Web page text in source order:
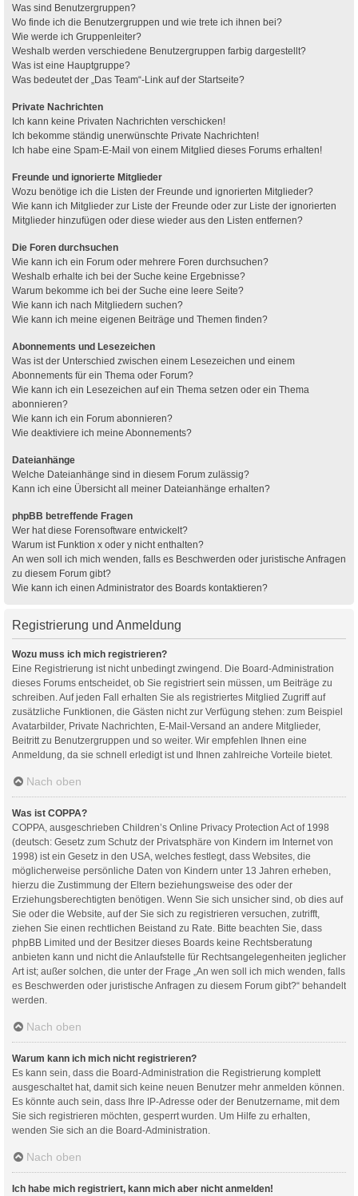
Was sind Benutzergruppen?
Wo finde ich die Benutzergruppen und wie trete ich ihnen bei?
Wie werde ich Gruppenleiter?
Weshalb werden verschiedene Benutzergruppen farbig dargestellt?
Was ist eine Hauptgruppe?
Was bedeutet der „Das Team“-Link auf der Startseite?
Private Nachrichten
Ich kann keine Privaten Nachrichten verschicken!
Ich bekomme ständig unerwünschte Private Nachrichten!
Ich habe eine Spam-E-Mail von einem Mitglied dieses Forums erhalten!
Freunde und ignorierte Mitglieder
Wozu benötige ich die Listen der Freunde und ignorierten Mitglieder?
Wie kann ich Mitglieder zur Liste der Freunde oder zur Liste der ignorierten
Mitglieder hinzufügen oder diese wieder aus den Listen entfernen?
Die Foren durchsuchen
Wie kann ich ein Forum oder mehrere Foren durchsuchen?
Weshalb erhalte ich bei der Suche keine Ergebnisse?
Warum bekomme ich bei der Suche eine leere Seite?
Wie kann ich nach Mitgliedern suchen?
Wie kann ich meine eigenen Beiträge und Themen finden?
Abonnements und Lesezeichen
Was ist der Unterschied zwischen einem Lesezeichen und einem
Abonnements für ein Thema oder Forum?
Wie kann ich ein Lesezeichen auf ein Thema setzen oder ein Thema
abonnieren?
Wie kann ich ein Forum abonnieren?
Wie deaktiviere ich meine Abonnements?
Dateianhänge
Welche Dateianhänge sind in diesem Forum zulässig?
Kann ich eine Übersicht all meiner Dateianhänge erhalten?
phpBB betreffende Fragen
Wer hat diese Forensoftware entwickelt?
Warum ist Funktion x oder y nicht enthalten?
An wen soll ich mich wenden, falls es Beschwerden oder juristische Anfragen
zu diesem Forum gibt?
Wie kann ich einen Administrator des Boards kontaktieren?
Registrierung und Anmeldung
Wozu muss ich mich registrieren?
Eine Registrierung ist nicht unbedingt zwingend. Die Board-Administration
dieses Forums entscheidet, ob Sie registriert sein müssen, um Beiträge zu
schreiben. Auf jeden Fall erhalten Sie als registriertes Mitglied Zugriff auf
zusätzliche Funktionen, die Gästen nicht zur Verfügung stehen: zum Beispiel
Avatarbilder, Private Nachrichten, E-Mail-Versand an andere Mitglieder,
Beitritt zu Benutzergruppen und so weiter. Wir empfehlen Ihnen eine
Anmeldung, da sie schnell erledigt ist und Ihnen zahlreiche Vorteile bietet.
Nach oben
Was ist COPPA?
COPPA, ausgeschrieben Children’s Online Privacy Protection Act of 1998
(deutsch: Gesetz zum Schutz der Privatsphäre von Kindern im Internet von
1998) ist ein Gesetz in den USA, welches festlegt, dass Websites, die
möglicherweise persönliche Daten von Kindern unter 13 Jahren erheben,
hierzu die Zustimmung der Eltern beziehungsweise des oder der
Erziehungsberechtigten benötigen. Wenn Sie sich unsicher sind, ob dies auf
Sie oder die Website, auf der Sie sich zu registrieren versuchen, zutrifft,
ziehen Sie einen rechtlichen Beistand zu Rate. Bitte beachten Sie, dass
phpBB Limited und der Besitzer dieses Boards keine Rechtsberatung
anbieten kann und nicht die Anlaufstelle für Rechtsangelegenheiten jeglicher
Art ist; außer solchen, die unter der Frage „An wen soll ich mich wenden, falls
es Beschwerden oder juristische Anfragen zu diesem Forum gibt?“ behandelt
werden.
Nach oben
Warum kann ich mich nicht registrieren?
Es kann sein, dass die Board-Administration die Registrierung komplett
ausgeschaltet hat, damit sich keine neuen Benutzer mehr anmelden können.
Es könnte auch sein, dass Ihre IP-Adresse oder der Benutzername, mit dem
Sie sich registrieren möchten, gesperrt wurden. Um Hilfe zu erhalten,
wenden Sie sich an die Board-Administration.
Nach oben
Ich habe mich registriert, kann mich aber nicht anmelden!